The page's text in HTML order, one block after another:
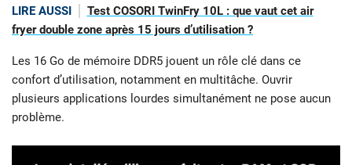
LIRE AUSSI
Test COSORI TwinFry 10L : que vaut cet air
fryer double zone après 15 jours d’utilisation ?
Les 16 Go de mémoire DDR5 jouent un rôle clé dans ce
confort d’utilisation, notamment en multitâche. Ouvrir
plusieurs applications lourdes simultanément ne pose aucun
problème.